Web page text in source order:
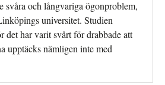
svåra och långvariga ögonproblem,
universitet. Studien
det har varit svårt för drabbade att
upptäcks nämligen inte med